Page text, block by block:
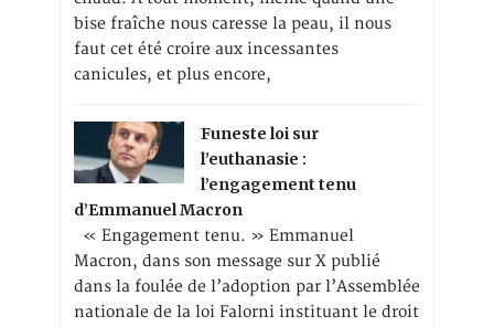
bise fraîche nous caresse la peau, il nous
faut cet été croire aux incessantes
canicules, et plus encore,
Funeste loi sur
l’euthanasie :
l’engagement tenu
d’Emmanuel Macron
« Engagement tenu. » Emmanuel
Macron, dans son message sur X publié
dans la foulée de l’adoption par l’Assemblée
nationale de la loi Falorni instituant le droit